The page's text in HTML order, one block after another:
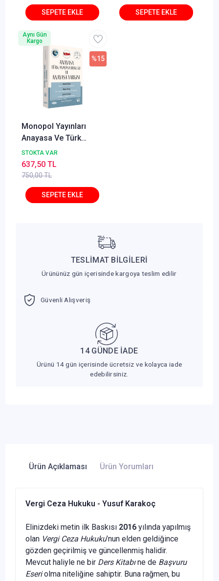
Monopol Yayınları
Anayasa Ve Türk
Anayasa Hukuku 10.
Baskı Ömer Keskinsoy
STOKTA VAR
750,00 TL
%15
637,50 TL
Aynı Gün
Kargo
TESLİMAT BİLGİLERİ
Ürününüz gün içerisinde kargoya teslim edilir
Güvenli Alışveriş
14 GÜNDE İADE
Ürünü 14 gün içerisinde ücretsiz ve kolayca iade
edebilirsiniz.
Ürün Açıklaması Ürün Yorumları
Vergi Ceza Hukuku - Yusuf Karakoç
Elinizdeki metin ilk Baskısı 2016 yılında yapılmış
olan Vergi Ceza Hukuku’nun elden geldiğince
gözden geçirilmiş ve güncellenmiş halidir.
Mevcut haliyle ne bir Ders Kitabıne de Başvuru
Eseriolma niteliğine sahiptir. Buna rağmen, bu